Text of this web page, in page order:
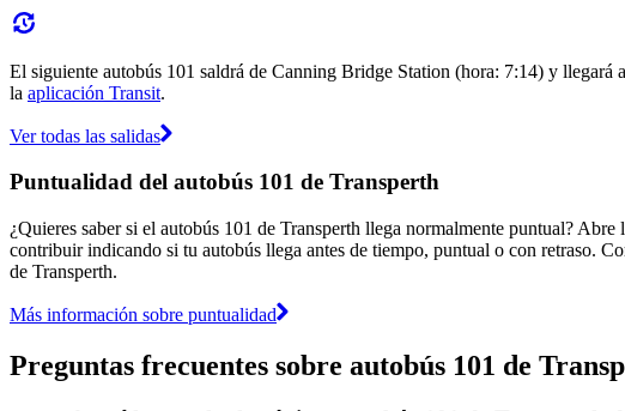
El siguiente autobús 101 saldrá de Canning Bridge Station (hora: 7:14) y
la aplicación Transit.
Ver todas las salidas
Puntualidad del autobús 101 de Transperth
¿Quieres saber si el autobús 101 de Transperth llega normalmente puntual? Abre
contribuir indicando si tu autobús llega antes de tiempo, puntual o con retraso.
de Transperth.
Más información sobre puntualidad
Preguntas frecuentes sobre autobús 101 de